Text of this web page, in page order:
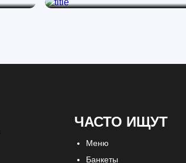
ЧАСТО ИЩУТ
Меню
Банкеты